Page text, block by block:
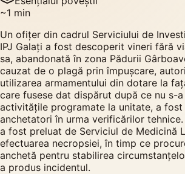
~1 min
Un ofițer din cadrul Serviciului de
IPJ Galați a fost descoperit vineri fără
sa, abandonată în zona Pădurii
cauzat de o plagă prin împușcare,
utilizarea armamentului din dotare la
care fusese dat dispărut după ce nu s-
activitățile programate la unitate, a
anchetatori în urma verificărilor
a fost preluat de Serviciul de Medicină
efectuarea necropsiei, în timp ce
anchetă pentru stabilirea
a produs incidentul.